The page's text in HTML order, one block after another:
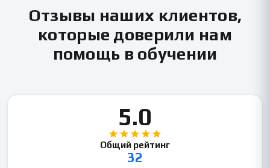
Отзывы наших клиентов,
которые доверили нам
помощь в обучении
5.0
Общий рейтинг
32